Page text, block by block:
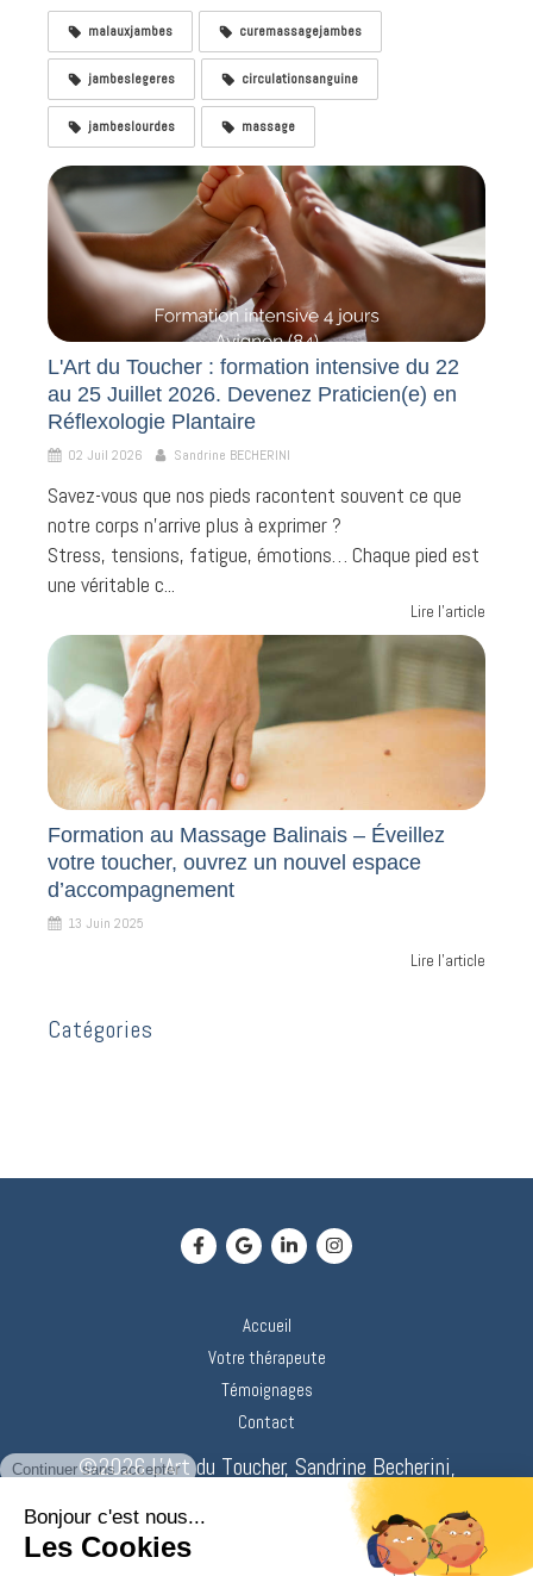
malauxjambes curemassagejambes
jambeslegeres circulationsanguine
jambeslourdes massage
L'Art du Toucher : formation intensive du 22
au 25 Juillet 2026. Devenez Praticien(e) en
Réflexologie Plantaire
02 Juil 2026 Sandrine BECHERINI
Savez-vous que nos pieds racontent souvent ce que
notre corps n'arrive plus à exprimer ?
Stress, tensions, fatigue, émotions… Chaque pied est
une véritable c...
Lire l'article
Formation au Massage Balinais – Éveillez
votre toucher, ouvrez un nouvel espace
d’accompagnement
13 Juin 2025
Lire l'article
Catégories
Accueil
Votre thérapeute
Témoignages
Contact
©2026 L'Art du Toucher, Sandrine Becherini,
Toucher Vibratoire Subtil.